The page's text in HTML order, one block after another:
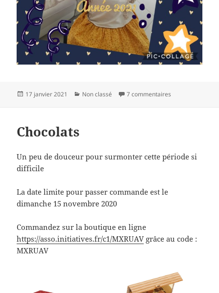
Publié
17 janvier 2021 Catégories
Non classé 7 commentaires
Chocolats
Un peu de douceur pour surmonter cette période si
difficile
La date limite pour passer commande est le
dimanche 15 novembre 2020
Commandez sur la boutique en ligne
https://asso.initiatives.fr/c1/MXRUAV grâce au code :
MXRUAV